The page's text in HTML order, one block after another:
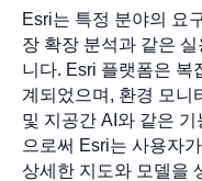
Esri는 특정 분야의 요
장 확장 분석과 같은
니다. Esri 플랫폼은 복
계되었으며, 환경 모니
및 지공간 AI와 같은
으로써 Esri는 사용자
상세한 지도와 모델을